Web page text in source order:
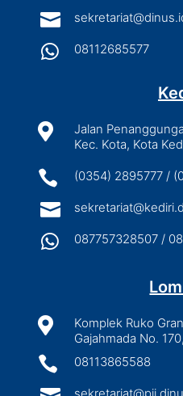

 08112685577

Jalan
Kec. Kota, Kota
 (0354) 2895777 /

 087757328507 /

Komplek Ruko
Gajahmada No.
 08113865588